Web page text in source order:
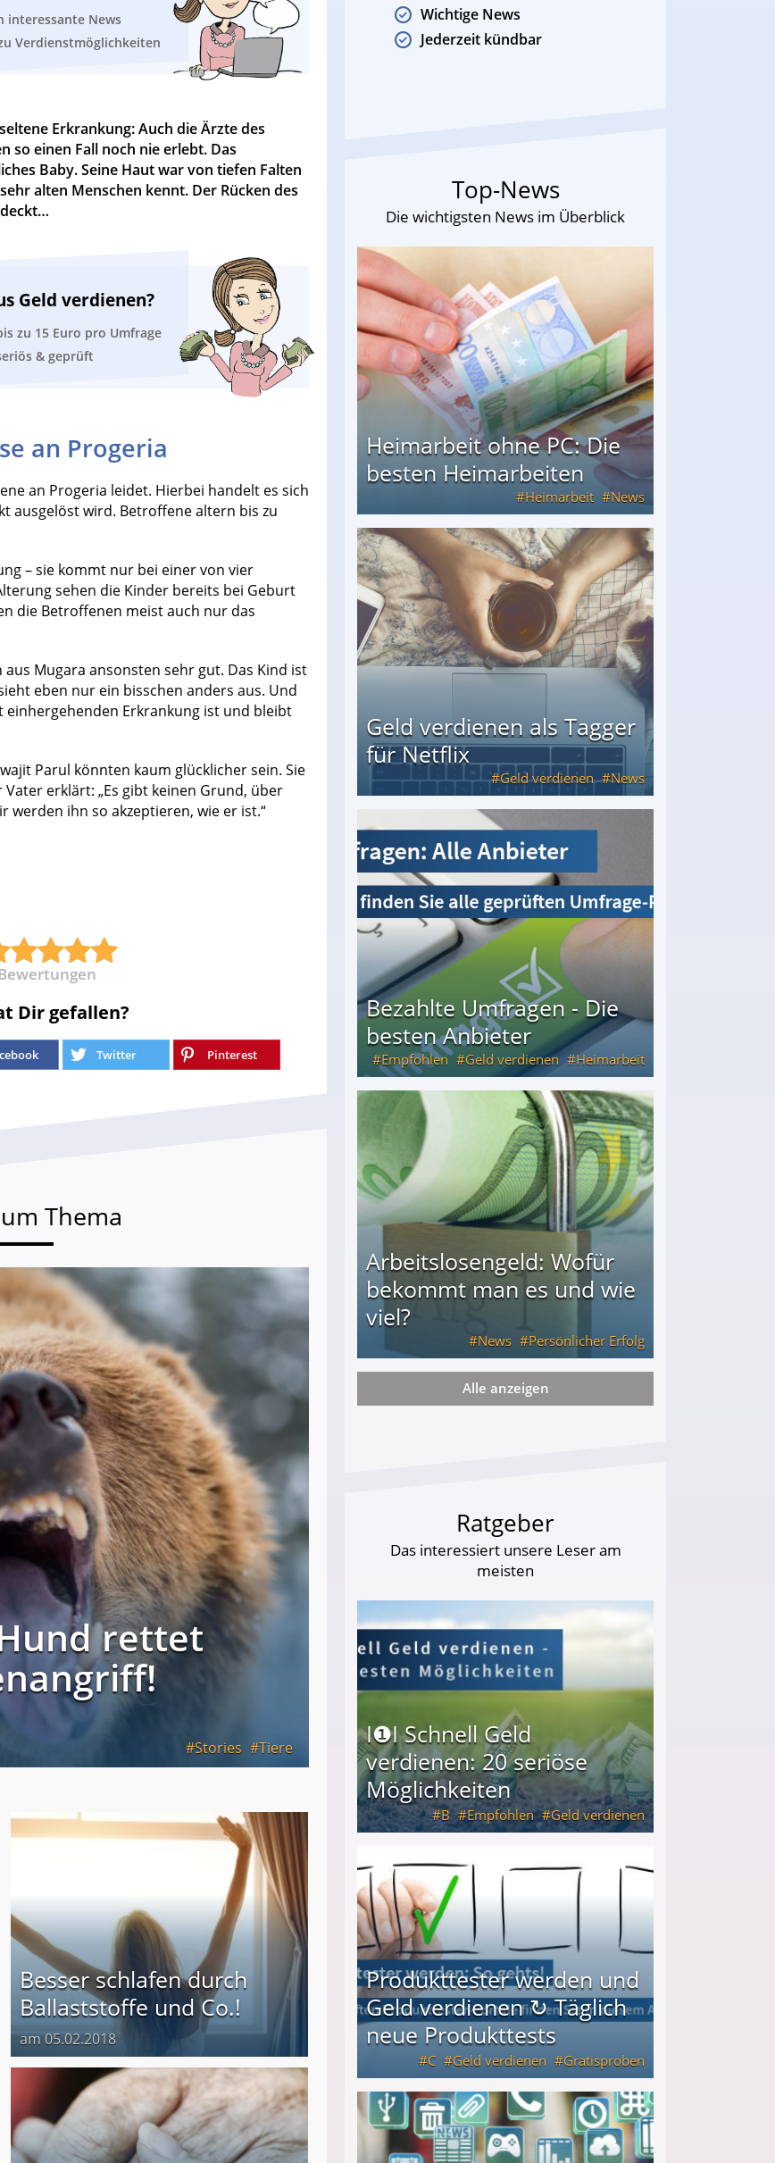
interessante News
Verdienstmöglichkeiten
Erkrankung: Auch die Ärzte des
so einen Fall noch nie erlebt. Das
Baby. Seine Haut war von tiefen Falten
alten Menschen kennt. Der Rücken des
Geld verdienen?
zu 15 Euro pro Umfrage
& geprüft
an Progeria
an Progeria leidet. Hierbei handelt es sich
ausgelöst wird. Betroffene altern bis zu
– sie kommt nur bei einer von vier
sehen die Kinder bereits bei Geburt
die Betroffenen meist auch nur das
Mugara ansonsten sehr gut. Das Kind ist
eben nur ein bisschen anders aus. Und
Erkrankung ist und bleibt
Parul könnten kaum glücklicher sein. Sie
erklärt: „Es gibt keinen Grund, über
werden ihn so akzeptieren, wie er ist.“
Dir gefallen?
Twitter Pinterest
Thema
rettet
Stories
Tiere
Besser schlafen durch
Ballaststoffe und Co.!
am 05.02.2018
Wichtige News
Jederzeit kündbar
Top-News
Die wichtigsten News im Überblick
Heimarbeit ohne PC: Die
besten Heimarbeiten
Heimarbeit News
Heimarbeit ohne PC: Die besten Heimarbeiten
Geld verdienen als Tagger
für Netflix
Geld verdienen News
Bezahlte Umfragen - Die
besten Anbieter
Empfohlen Geld verdienen Heimarbeit
Arbeitslosengeld: Wofür
bekommt man es und wie
viel?
News Persönlicher Erfolg
Arbeitslosengeld: Wofür bekommt man es und wie viel?
Alle anzeigen
Ratgeber
Das interessiert unsere Leser am
meisten
I❶I Schnell Geld
verdienen: 20 seriöse
Möglichkeiten
B Empfohlen Geld verdienen
I❶I Schnell Geld verdienen: 20 seriöse Möglichkeiten
Produkttester werden und
Geld verdienen ↻ Täglich
neue Produkttests
C Geld verdienen Gratisproben
Produkttester werden und Geld verdienen ↻ Täglich neue Produkttests